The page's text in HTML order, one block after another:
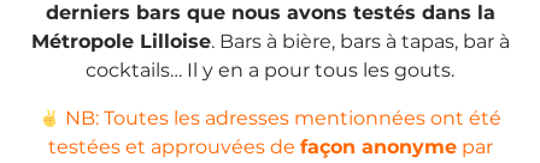
derniers bars que nous avons testés dans la
Métropole Lilloise. Bars à bière, bars à tapas, bar à
cocktails… Il y en a pour tous les gouts.
NB: Toutes les adresses mentionnées ont été
testées et approuvées de façon anonymepar